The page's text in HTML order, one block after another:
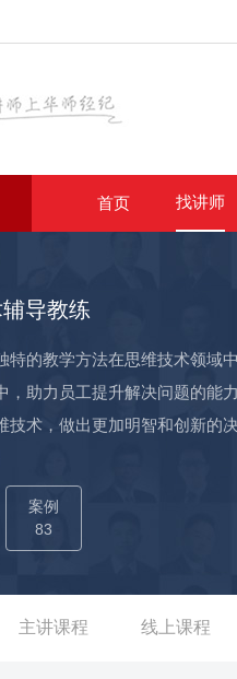
首页 找讲师
导教练
特的教学方法在思维技术领域
，助力员工提升解决问题的能
技术，做出更加明智和创新的
授《基于创新思维的问题分
企业提升15-20%的效能/业绩
识和技能相结合，创造出独特
、写明白》、《创新思维在
案例
83
主讲课程 线上课程